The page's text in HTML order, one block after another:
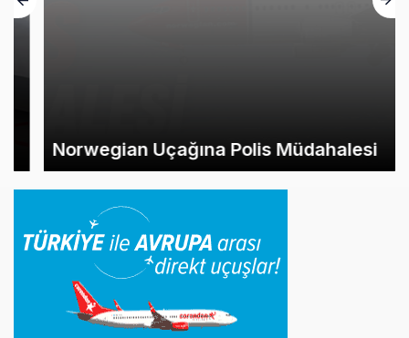
Norwegian Uçağına Polis Müdahalesi